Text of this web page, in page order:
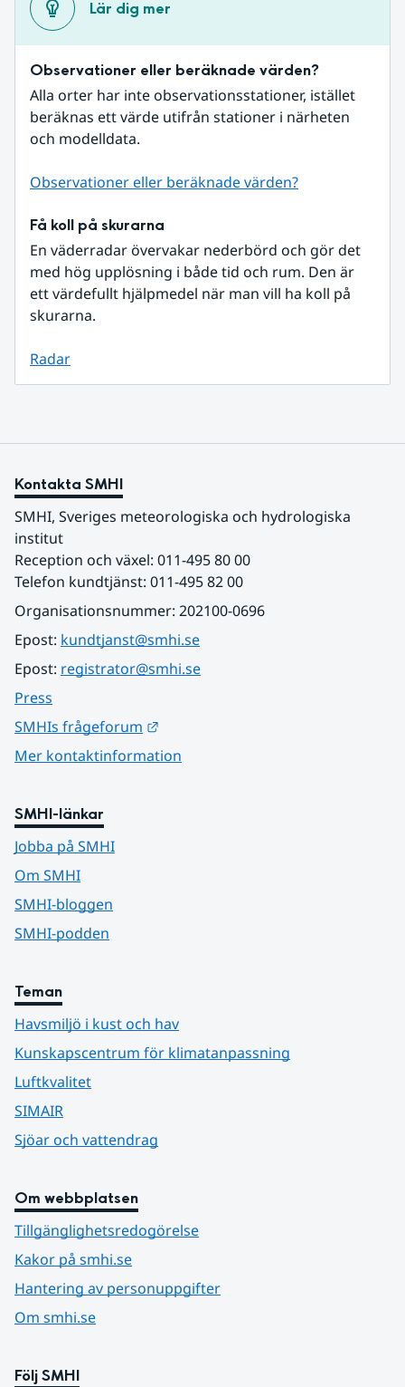
Lär dig mer
Observationer eller beräknade värden?
Alla orter har inte observationsstationer, istället
beräknas ett värde utifrån stationer i närheten
och modelldata.
Observationer eller beräknade värden?
Få koll på skurarna
En väderradar övervakar nederbörd och gör det
med hög upplösning i både tid och rum. Den är
ett värdefullt hjälpmedel när man vill ha koll på
skurarna.
Radar
Kontakta SMHI
SMHI, Sveriges meteorologiska och hydrologiska
institut
Reception och växel: 011-495 80 00
Telefon kundtjänst: 011-495 82 00
Organisationsnummer: 202100-0696
Epost: kundtjanst@smhi.se
Epost: registrator@smhi.se
Press
SMHIs frågeforum
Mer kontaktinformation
SMHI-länkar
Jobba på SMHI
Om SMHI
SMHI-bloggen
SMHI-podden
Teman
Havsmiljö i kust och hav
Kunskapscentrum för klimatanpassning
Luftkvalitet
SIMAIR
Sjöar och vattendrag
Om webbplatsen
Tillgänglighetsredogörelse
Kakor på smhi.se
Hantering av personuppgifter
Om smhi.se
Följ SMHI